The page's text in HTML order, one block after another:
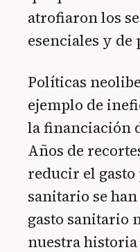
atrofiaron los
esenciales y
Políticas
ejemplo de
la financiación
Años de
reducir el
sanitario se
gasto sanitario
nuestra historia